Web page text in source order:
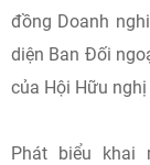
đồng Doanh
diện Ban Đối
của Hội Hữu
Phát biểu khai